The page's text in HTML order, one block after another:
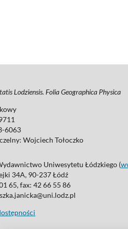
Lodziensis. Folia Geographica Physica
6063
Wojciech Tołoczko
Uniwesytetu Łódzkiego (
34A, 90-237 Łódź
65, fax: 42 66 55 86